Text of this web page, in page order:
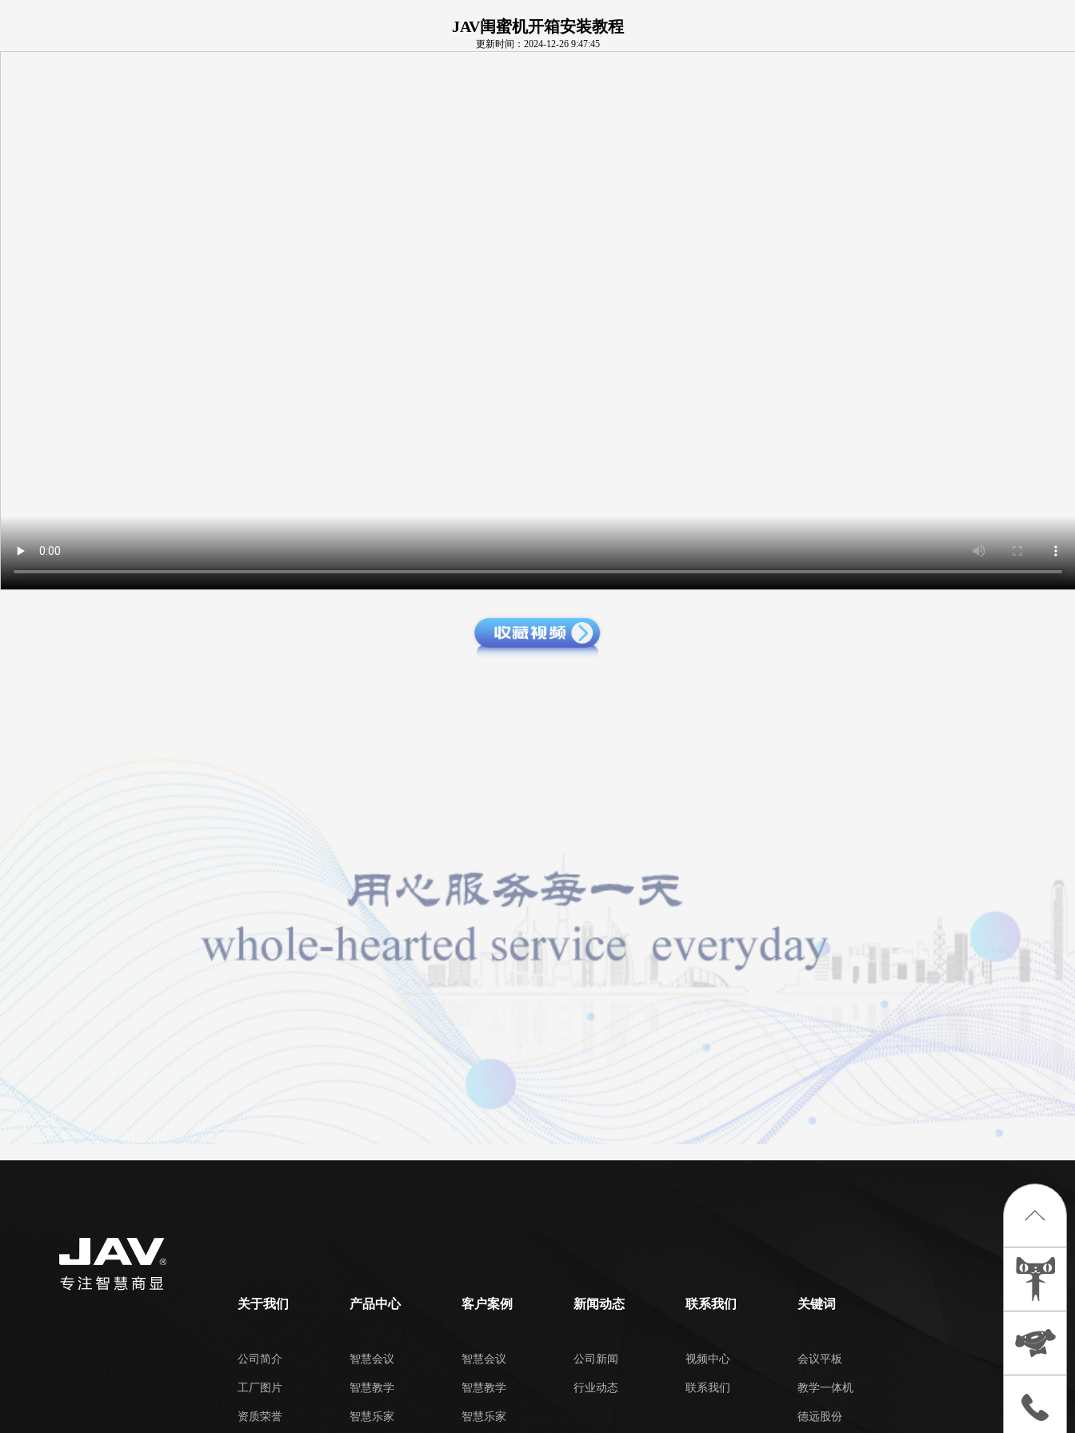
JAV闺蜜机开箱安装教程
更新时间：2024-12-26 9:47:45
关于我们
公司简介
工厂图片
资质荣誉
产品中心
智慧会议
智慧教学
智慧乐家
客户案例
智慧会议
智慧教学
智慧乐家
新闻动态
公司新闻
行业动态
联系我们
视频中心
联系我们
关键词
会议平板
教学一体机
德远股份